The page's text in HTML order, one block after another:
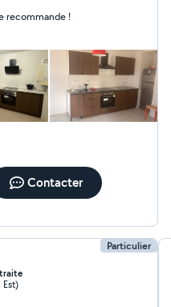
recommande !
Contacter
Particulier
Est)